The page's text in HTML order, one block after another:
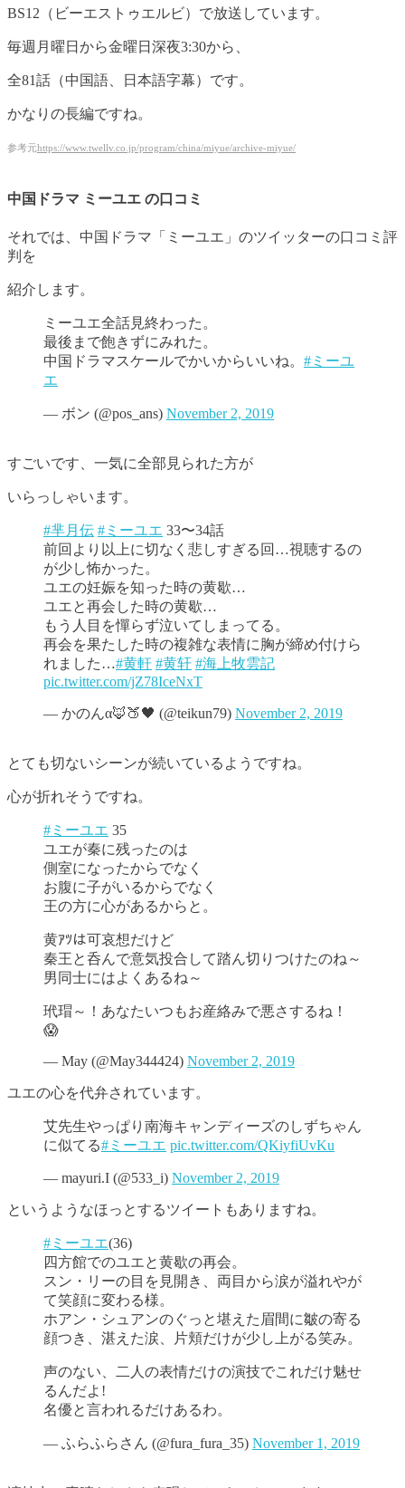
BS12（ビーエストゥエルビ）で放送しています。
毎週月曜日から金曜日深夜3:30から、
全81話（中国語、日本語字幕）です。
かなりの長編ですね。
参考元https://www.twellv.co.jp/program/china/miyue/archive-miyue/
中国ドラマ ミーユエ の口コミ
それでは、中国ドラマ「ミーユエ」のツイッターの口コミ評
判を
紹介します。
ミーユエ全話見終わった。
最後まで飽きずにみれた。
中国ドラマスケールでかいからいいね。 #ミーユ
エ
— ボン (@pos_ans) November 2, 2019
すごいです、一気に全部見られた方が
いらっしゃいます。
#芈月伝 #ミーユエ 33〜34話
前回より以上に切なく悲しすぎる回…視聴するの
が少し怖かった。
ユエの妊娠を知った時の黄歇…
ユエと再会した時の黄歇…
もう人目を憚らず泣いてしまってる。
再会を果たした時の複雑な表情に胸が締め付けら
れました…#黄軒 #黄轩 #海上牧雲記
pic.twitter.com/jZ78IceNxT
— かのんα🦊🍑🖤 (@teikun79) November 2, 2019
とても切ないシーンが続いているようですね。
心が折れそうですね。
#ミーユエ 35
ユエが秦に残ったのは
側室になったからでなく
お腹に子がいるからでなく
王の方に心があるからと。
黄ｱﾂは可哀想だけど
秦王と呑んで意気投合して踏ん切りつけたのね～
男同士にはよくあるね～
玳瑁～！あなたいつもお産絡みで悪さするね！
😱
— May (@May344424) November 2, 2019
ユエの心を代弁されています。
艾先生やっぱり南海キャンディーズのしずちゃん
に似てる#ミーユエ pic.twitter.com/QKiyfiUvKu
— mayuri.I (@533_i) November 2, 2019
というようなほっとするツイートもありますね。
#ミーユエ(36)
四方館でのユエと黄歇の再会。
スン・リーの目を見開き、両目から涙が溢れやが
て笑顔に変わる様。
ホアン・シュアンのぐっと堪えた眉間に皺の寄る
顔つき、湛えた涙、片頬だけが少し上がる笑み。
声のない、二人の表情だけの演技でこれだけ魅せ
るんだよ!
名優と言われるだけあるわ。
— ふらふらさん (@fura_fura_35) November 1, 2019